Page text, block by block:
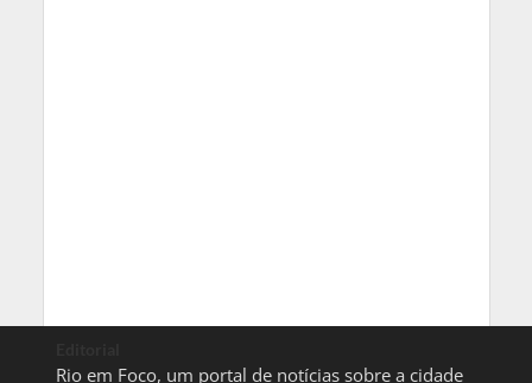
Rio em Foco, um portal de notícias sobre a cidade